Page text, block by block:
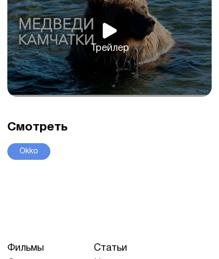
Трейлер
Смотреть
Okko
Фильмы
Статьи